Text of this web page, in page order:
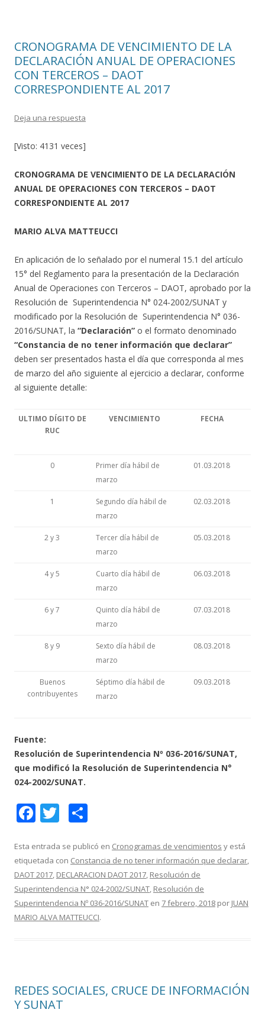
CRONOGRAMA DE VENCIMIENTO DE LA
DECLARACIÓN ANUAL DE OPERACIONES
CON TERCEROS – DAOT
CORRESPONDIENTE AL 2017
Deja una respuesta
[Visto: 4131 veces]
CRONOGRAMA DE VENCIMIENTO DE LA DECLARACIÓN
ANUAL DE OPERACIONES CON TERCEROS – DAOT
CORRESPONDIENTE AL 2017
MARIO ALVA MATTEUCCI
En aplicación de lo señalado por el numeral 15.1 del artículo
15° del Reglamento para la presentación de la Declaración
Anual de Operaciones con Terceros – DAOT, aprobado por la
Resolución de Superintendencia N° 024-2002/SUNAT y
modificado por la Resolución de Superintendencia N° 036-
2016/SUNAT, la “Declaración” o el formato denominado
“Constancia de no tener información que declarar”
deben ser presentados hasta el día que corresponda al mes
de marzo del año siguiente al ejercicio a declarar, conforme
al siguiente detalle:
ULTIMO DÍGITO DE
RUC
VENCIMIENTO FECHA
0
Primer día hábil de
marzo
01.03.2018
1
Segundo día hábil de
marzo
02.03.2018
2 y 3
Tercer día hábil de
marzo
05.03.2018
4 y 5
Cuarto día hábil de
marzo
06.03.2018
6 y 7
Quinto día hábil de
marzo
07.03.2018
8 y 9
Sexto día hábil de
marzo
08.03.2018
Buenos
contribuyentes
Séptimo día hábil de
marzo
09.03.2018
Fuente:
Resolución de Superintendencia Nº 036-2016/SUNAT,
que modificó la Resolución de Superintendencia N°
024-2002/SUNAT.
F
e
b
o
o
k
T
itt
er
m
p
ar
ti
r
Esta entrada se publicó en Cronogramas de vencimientos y está
etiquetada con Constancia de no tener información que declarar,
DAOT 2017, DECLARACION DAOT 2017, Resolución de
Superintendencia N° 024-2002/SUNAT, Resolución de
Superintendencia Nº 036-2016/SUNAT en 7 febrero, 2018 por JUAN
MARIO ALVA MATTEUCCI.
REDES SOCIALES, CRUCE DE INFORMACIÓN
Y SUNAT